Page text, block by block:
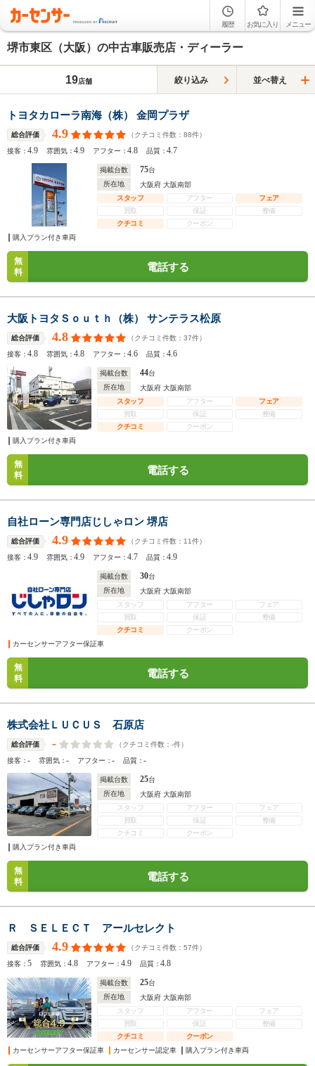
履歴 お気に入り メニュー
堺市東区（大阪）の中古車販売店・ディーラー
19店舗 絞り込み 並べ替え
トヨタカローラ南海（株） 金岡プラザ
総合評価 4.9 （クチコミ件数： 88件）
接客：4.9 雰囲気：4.9 アフター：4.8 品質：4.7
掲載台数 75台
所在地
大阪府 大阪南部
スタッフ
アフター
フェア
買取
保証
整備
クチコミ
クーポン
購入プラン付き車両
無
料
電話する
大阪トヨタＳｏｕｔｈ（株） サンテラス松原
総合評価 4.8 （クチコミ件数： 37件）
接客：4.8 雰囲気：4.8 アフター：4.6 品質：4.6
掲載台数 44台
所在地
大阪府 大阪南部
スタッフ
アフター
フェア
買取
保証
整備
クチコミ
クーポン
購入プラン付き車両
無
料
電話する
自社ローン専門店じしゃロン 堺店
総合評価 4.9 （クチコミ件数： 11件）
接客：4.9 雰囲気：4.9 アフター：4.7 品質：4.9
掲載台数 30台
所在地
大阪府 大阪南部
スタッフ
アフター
フェア
買取
保証
整備
クチコミ
クーポン
カーセンサーアフター保証車
無
料
電話する
株式会社ＬＵＣＵＳ 石原店
総合評価 - （クチコミ件数： -件）
接客：- 雰囲気：- アフター：- 品質：-
掲載台数 25台
所在地
大阪府 大阪南部
スタッフ
アフター
フェア
買取
保証
整備
クチコミ
クーポン
購入プラン付き車両
無
料
電話する
Ｒ ＳＥＬＥＣＴ アールセレクト
総合評価 4.9 （クチコミ件数： 57件）
接客：5 雰囲気：4.8 アフター：4.9 品質：4.8
掲載台数 25台
所在地
大阪府 大阪南部
スタッフ
アフター
フェア
買取
保証
整備
クチコミ
クーポン
カーセンサーアフター保証車
カーセンサー認定車 購入プラン付き車両